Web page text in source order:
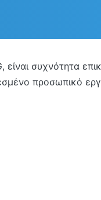
συχνότητα
προσωπικό